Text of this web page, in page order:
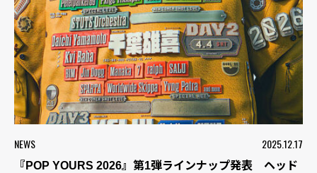
NEWS 2025.12.17
『POP YOURS 2026』第1弾ラインナップ発表 ヘッド